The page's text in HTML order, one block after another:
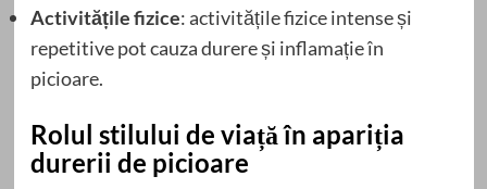
Activitățile fizice: activitățile fizice intense și
repetitive pot cauza durere și inflamație în
picioare.
Rolul stilului de viață în apariția
durerii de picioare